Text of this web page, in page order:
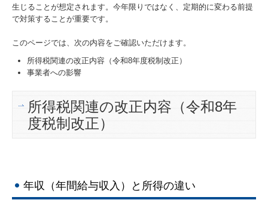
生じることが想定されます。今年限りではなく、定期的に変わる前提
で対策することが重要です。
このページでは、次の内容をご確認いただけます。
所得税関連の改正内容（令和8年度税制改正）
事業者への影響
所得税関連の改正内容（令和8年
度税制改正）
年収（年間給与収入）と所得の違い